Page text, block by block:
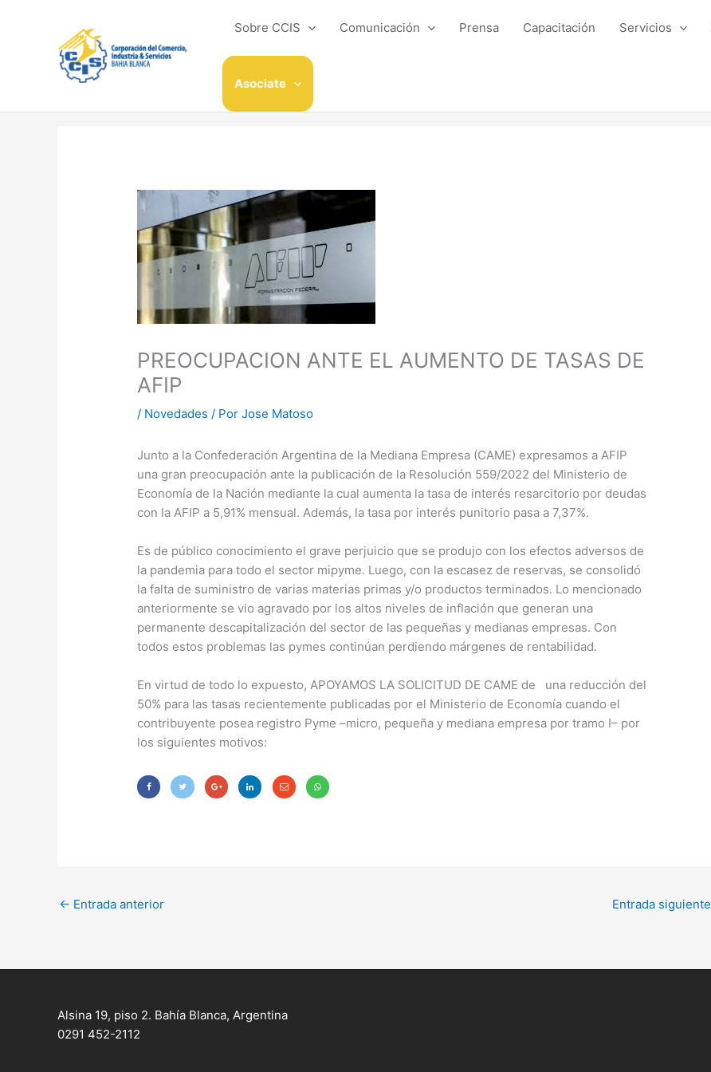
Sobre CCIS Comunicación Prensa Capacitación Servicios
Asociate
PREOCUPACION ANTE EL AUMENTO DE TASAS DE
AFIP
/ Novedades / PorJose Matoso
Junto a la Confederación Argentina de la Mediana Empresa (CAME) expresamos a AFIP
una gran preocupación ante la publicación de la Resolución 559/2022 del Ministerio de
Economía de la Nación mediante la cual aumenta la tasa de interés resarcitorio por deudas
con la AFIP a 5,91% mensual. Además, la tasa por interés punitorio pasa a 7,37%.
Es de público conocimiento el grave perjuicio que se produjo con los efectos adversos de
la pandemia para todo el sector mipyme. Luego, con la escasez de reservas, se consolidó
la falta de suministro de varias materias primas y/o productos terminados. Lo mencionado
anteriormente se vio agravado por los altos niveles de inflación que generan una
permanente descapitalización del sector de las pequeñas y medianas empresas. Con
todos estos problemas las pymes continúan perdiendo márgenes de rentabilidad.
En virtud de todo lo expuesto, APOYAMOS LA SOLICITUD DE CAME de una reducción del
50% para las tasas recientemente publicadas por el Ministerio de Economía cuando el
contribuyente posea registro Pyme –micro, pequeña y mediana empresa por tramo I– por
los siguientes motivos:
← Entrada anterior Entrada siguiente
Alsina 19, piso 2. Bahía Blanca, Argentina
0291 452-2112